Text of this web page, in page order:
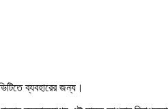
ব্যবহারের জন্য।